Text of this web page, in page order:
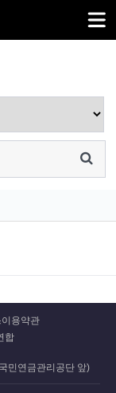
용약관
합
민연금관리공단 앞)